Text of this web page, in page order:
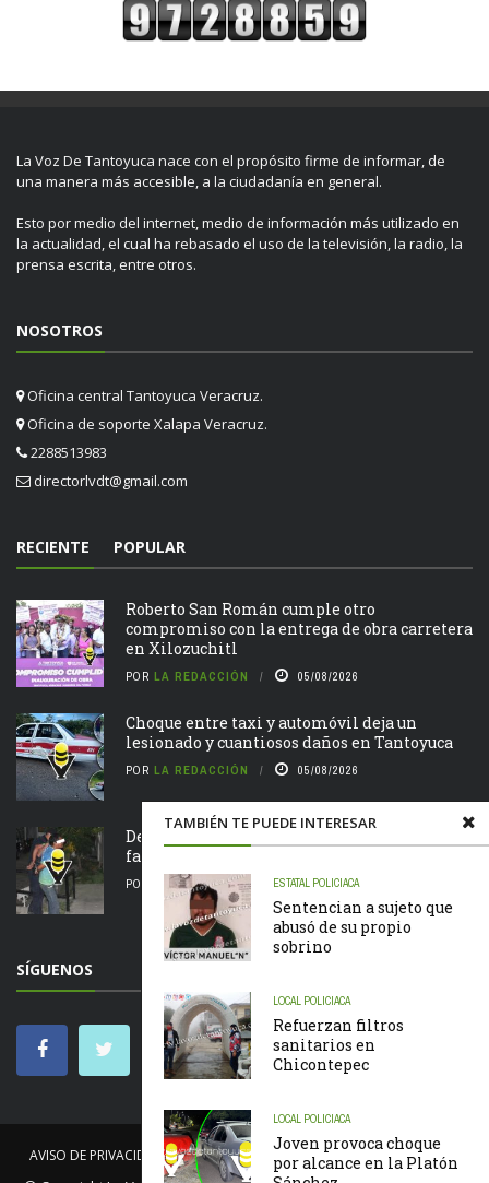
TAMBIÉN TE PUEDE INTERESAR
ESTATAL POLICIACA
Sentencian a sujeto que
abusó de su propio
sobrino
LOCAL POLICIACA
Refuerzan filtros
sanitarios en
Chicontepec
LOCAL POLICIACA
Joven provoca choque
por alcance en la Platón
La Voz De Tantoyuca nace con el propósito firme de informar, de
una manera más accesible, a la ciudadanía en general.
Esto por medio del internet, medio de información más utilizado en
la actualidad, el cual ha rebasado el uso de la televisión, la radio, la
prensa escrita, entre otros.
NOSOTROS
Oficina central Tantoyuca Veracruz.
Oficina de soporte Xalapa Veracruz.
2288513983
directorlvdt@gmail.com
RECIENTE POPULAR
Roberto San Román cumple otro
compromiso con la entrega de obra carretera
en Xilozuchitl
POR LA REDACCIÓN 05/08/2026
Choque entre taxi y automóvil deja un
lesionado y cuantiosos daños en Tantoyuca
POR LA REDACCIÓN 05/08/2026
Detienen a hombre por presunta violencia
familiar en Tantoyuca
POR LA REDACCIÓN 05/08/2026
SÍGUENOS
AVISO DE PRIVACIDAD NOSOTROS NOTICIAS CÓDIGO DE ÉTICA